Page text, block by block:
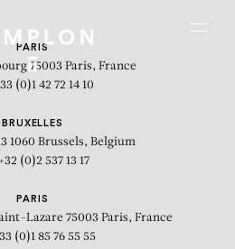
PARIS
75003 Paris, France
(0)1 42 72 14 10
BRUXELLES
1060 Brussels, Belgium
(0)2 537 13 17
PARIS
Lazare 75003 Paris, France
(0)1 85 76 55 55